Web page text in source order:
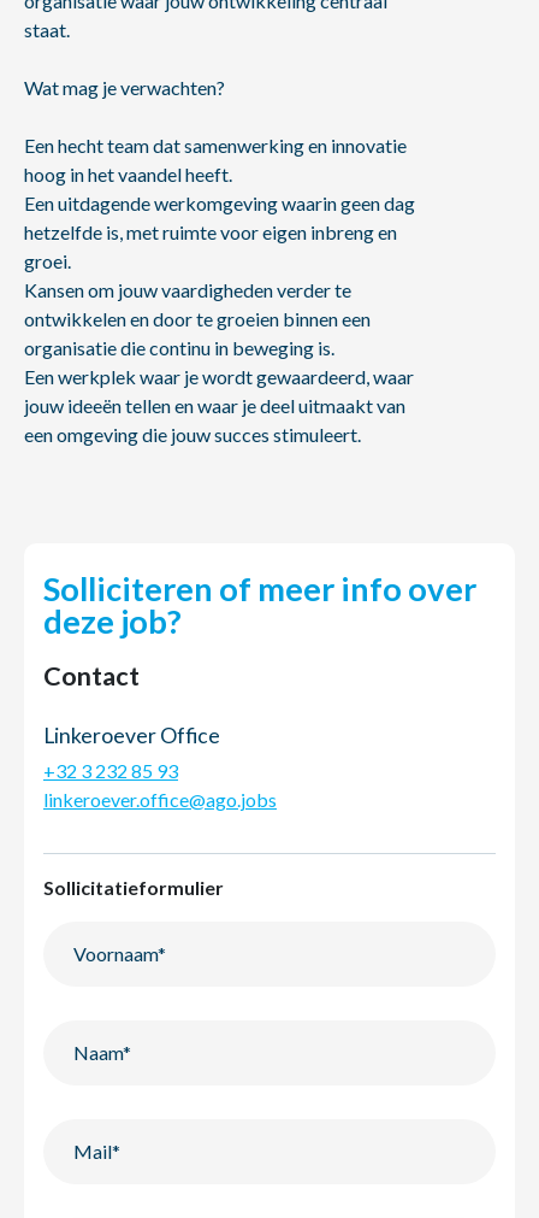
staat.
Wat mag je verwachten?
Een hecht team dat samenwerking en innovatie
hoog in het vaandel heeft.
Een uitdagende werkomgeving waarin geen dag
hetzelfde is, met ruimte voor eigen inbreng en
groei.
Kansen om jouw vaardigheden verder te
ontwikkelen en door te groeien binnen een
organisatie die continu in beweging is.
Een werkplek waar je wordt gewaardeerd, waar
jouw ideeën tellen en waar je deel uitmaakt van
een omgeving die jouw succes stimuleert.
Solliciteren of meer info over
deze job?
Contact
Linkeroever Office
+32 3 232 85 93
linkeroever.office@ago.jobs
Sollicitatieformulier